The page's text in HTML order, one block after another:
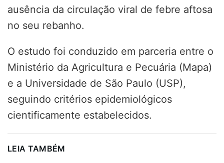
ausência da circulação viral de febre aftosa
no seu rebanho.
O estudo foi conduzido em parceria entre o
Ministério da Agricultura e Pecuária (Mapa)
e a Universidade de São Paulo (USP),
seguindo critérios epidemiológicos
cientificamente estabelecidos.
LEIA TAMBÉM